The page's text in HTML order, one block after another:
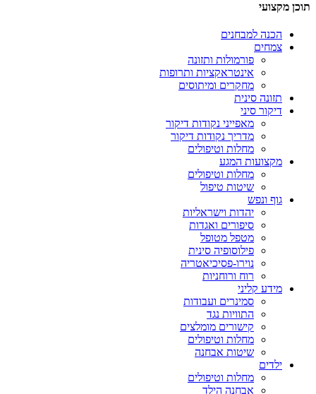
תוכן מקצועי
הכנה למבחנים
צמחים
פורמולות ותזונה
אינטראקציות ותרופות
מחקרים ומיתוסים
תזונה סינית
דיקור סיני
מאפייני נקודות דיקור
מדריך נקודות דיקור
מחלות וטיפולים
מקצועות המגע
מחלות וטיפולים
שיטות טיפול
גוף ונפש
יהדות וישראליות
סיפורים ואגדות
מטפל מטופל
פילוסופיה סינית
נוירו-פסיכיאטריה
רוח ורוחניות
מידע קליני
סמינרים ועבודות
התוויות נגד
קישורים מומלצים
מחלות וטיפולים
שיטות אבחנה
ילדים
מחלות וטיפולים
אבחנה הילד